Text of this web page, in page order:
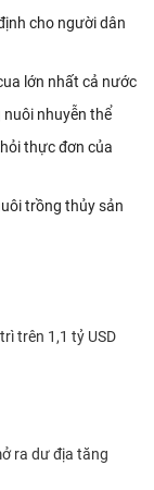
cho người dân
lớn nhất cả nước
nuôi nhuyễn thể
thực đơn của
trồng thủy sản
trên 1,1 tỷ USD
ra dư địa tăng